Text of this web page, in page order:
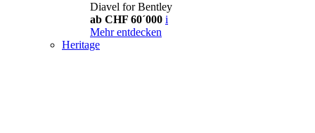
Diavel for Bentley
ab CHF 60´000 i
Mehr entdecken
Heritage